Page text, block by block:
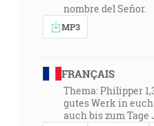
nombre del Señor.
MP3
FRANÇAIS
Thema: Philipper
gutes Werk in
auch bis zum